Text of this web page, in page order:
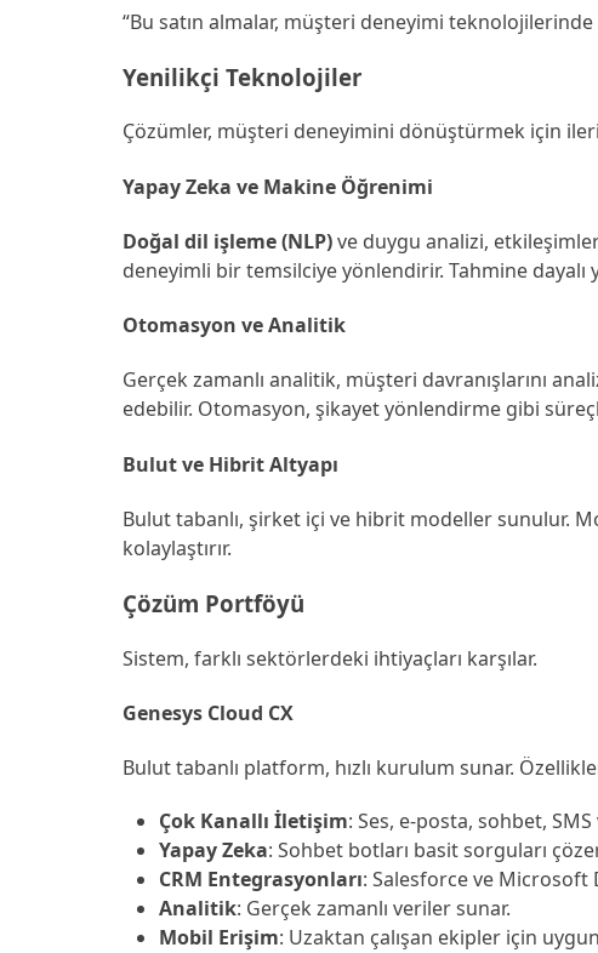
“Bu satın almalar, müşteri deneyimi
Yenilikçi Teknolojiler
Çözümler, müşteri deneyimini dönüştürmek için
Yapay Zeka ve Makine Öğrenimi
Doğal dil işleme (NLP)ve duygu analizi,
deneyimli bir temsilciye yönlendirir. Tahmine dayalı
Otomasyon ve Analitik
Gerçek zamanlı analitik, müşteri davranışlarını
edebilir. Otomasyon, şikayet yönlendirme gibi
Bulut ve Hibrit Altyapı
Bulut tabanlı, şirket içi ve hibrit modeller sunulur.
kolaylaştırır.
Çözüm Portföyü
Sistem, farklı sektörlerdeki ihtiyaçları karşılar.
Genesys Cloud CX
Bulut tabanlı platform, hızlı kurulum sunar.
Çok Kanallı İletişim: Ses, e-posta, sohbet,
Yapay Zeka: Sohbet botları basit sorguları
CRM Entegrasyonları: Salesforce ve Microsoft
Analitik: Gerçek zamanlı veriler sunar.
Mobil Erişim: Uzaktan çalışan ekipler için